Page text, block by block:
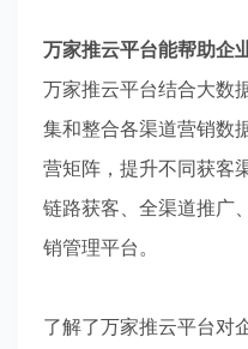
万家推云平台能帮助企
万家推云平台结合大数
集和整合各渠道营销数
营矩阵，提升不同获客
链路获客、全渠道推广
销管理平台。
了解了万家推云平台对